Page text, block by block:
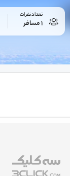
تعداد نفرات
1 مسافر